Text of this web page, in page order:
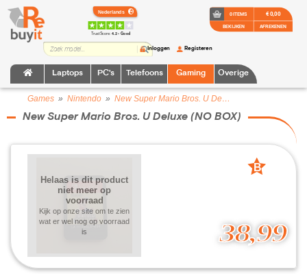
TrustScore:4.2 • Goed
Laptops PC's Telefoons Gaming Overige
Inloggen Registeren
0 ITEMS
BEKIJKEN
€ 0,00
AFREKENEN
Games » Nintendo »
New Super Mario Bros. U Deluxe (NO BOX)
New Super Mario Bros. U Deluxe (NO BOX)
38,99
Helaas is dit product
niet meer op
voorraad
Kijk op onze site om te zien
wat er wel nog op voorraad
is
B